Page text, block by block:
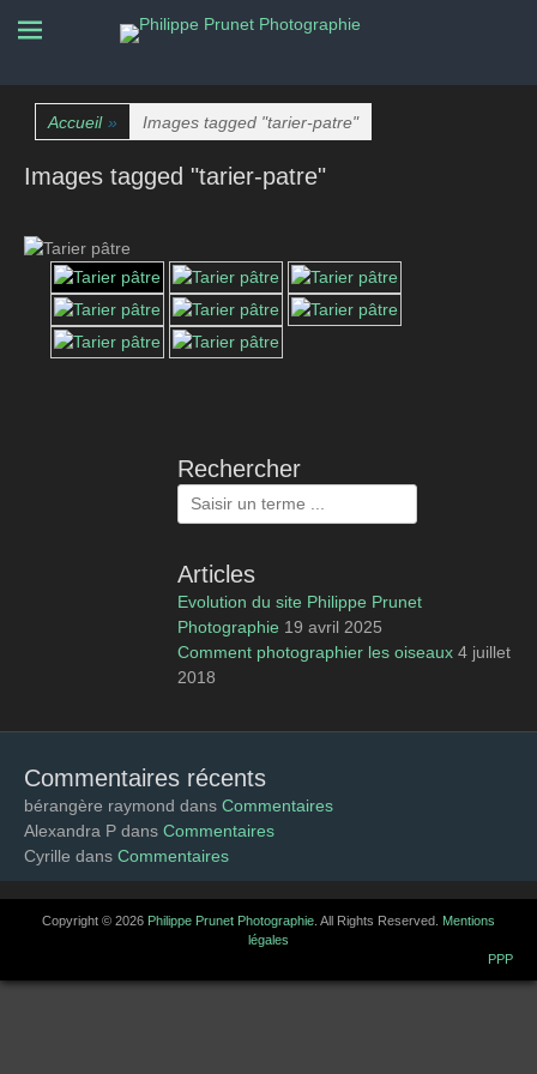
Philippe Prunet
La nature photographiée
Accueil » Images tagged "tarier-patre"
Images tagged "tarier-patre"
Rechercher
Rechercher :
Articles
Evolution du site Philippe Prunet
Photographie 19 avril 2025
Comment photographier les oiseaux 4 juillet
2018
Commentaires récents
bérangère raymond dans Commentaires
Alexandra P dans Commentaires
Cyrille dans Commentaires
Copyright © 2026 Philippe Prunet Photographie . All Rights Reserved. Mentions
légales
PPP